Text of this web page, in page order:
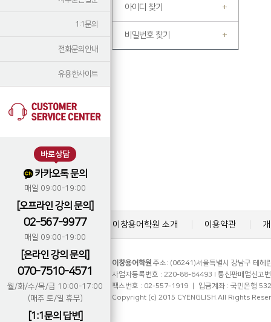
1:1문의
전화문의안내
유용한사이트
바로상담
카카오톡 문의
매일 09:00-19:00
[오프라인 강의 문의]
02-567-9977
매일 09:00-19:00
[온라인 강의 문의]
070-7510-4571
월/화/수/목/금 10:00-17:00
(매주 토/일 휴무)
[1:1문의 답변]
아이디 찾기
비밀번호 찾기
이창용어학원 소개 이용약관
이창용어학원 주소: (06241)서울특별시 강남구 테헤
사업자등록번호 : 220-88-64493 l 통신판매업신고
팩스번호 : 02-557-1919 ㅣ 입금계좌 : 국민은행
Copyright (c) 2015 CYENGLISH.All Rights